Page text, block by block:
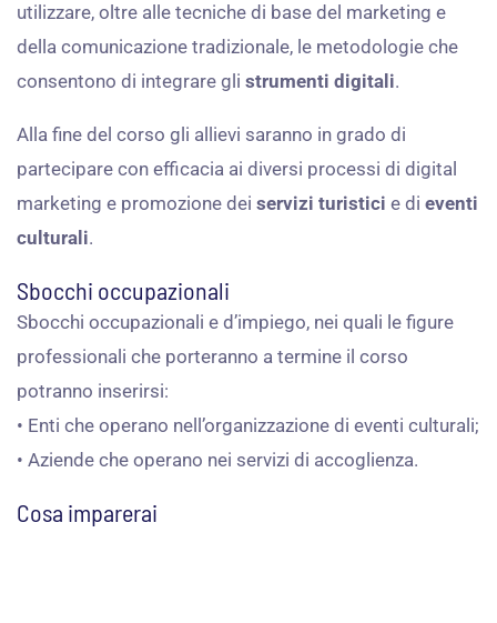
utilizzare, oltre alle tecniche di base del marketing e
della comunicazione tradizionale, le metodologie che
consentono di integrare gli strumenti digitali.
Alla fine del corso gli allievi saranno in grado di
partecipare con efficacia ai diversi processi di digital
marketing e promozione dei servizi turistici e di eventi
culturali.
Sbocchi occupazionali
Sbocchi occupazionali e d’impiego, nei quali le figure
professionali che porteranno a termine il corso
potranno inserirsi:
• Enti che operano nell’organizzazione di eventi culturali;
• Aziende che operano nei servizi di accoglienza.
Cosa imparerai